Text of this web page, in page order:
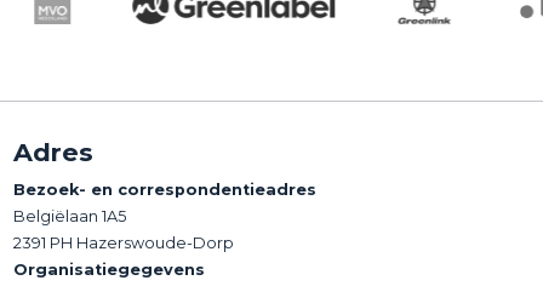
Adres
Bezoek- en correspondentieadres
Belgiëlaan 1A5
2391 PH Hazerswoude-Dorp
Organisatiegegevens